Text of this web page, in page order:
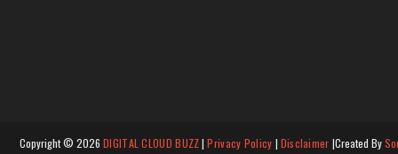
Copyright © 2026 DIGITAL CLOUD BUZZ|Privacy Policy | Disclaimer |Created By